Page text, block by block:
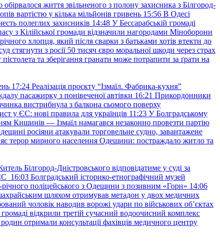
обірвалося життя звільненого з полону захисника з Білгород-
вартістю у кілька мільйонів гривень 15:56 В Одесі
полеглих захисників 14:48 У Бессарабській громаді
з Кілійської громади відзначили нагородами Міноборони
хлопця, який після сварки з батьками хотів втекти до
стягнути з росії 50 тисяч євро моральної шкоди через страх
та зберігання гранати може потрапити за ґрати на
17:24 Реалізація проєкту “Ізмаїл. Фабрика-кухня”
пасажирку з понівеченої автівки 16:21 Прикордонники
вистрибнула з балкона сьомого поверху
у ЄС: нові правила для українців 11:23 У Болградському
Кишинів — Ізмаїл намагався незаконно провезти партію
росіяни атакували торговельне судно, завантажене
терор мирного населення Одещини: постраждало житло та
Білгород-Дністровського відповідатиме у суді за
16:03 Болградський історико-етнографічний музей
річного поліцейського з Одещини з позивним «Горн» 14:06
шляхом отримував метадон у двох медичних
чоловік наводив ворожі удари по військових обʼєктах
громаді відкрили третій сучасний водоочисний комплекс
отримали консультації фахівців медичного центру